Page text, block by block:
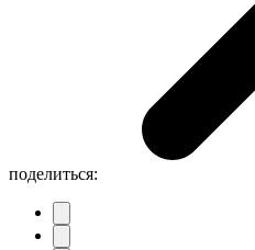
поделиться: